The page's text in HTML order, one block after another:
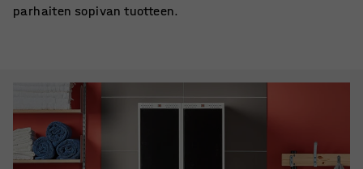
parhaiten sopivan tuotteen.